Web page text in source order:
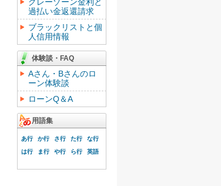
過払い金返還請求
ブラックリストと個
人信用情報
体験談・FAQ
Aさん・Bさんのロ
ーン体験談
ローンQ＆A
用語集
あ行 か行 さ行 た行
な行
は行
ま行 や行 ら行 英語